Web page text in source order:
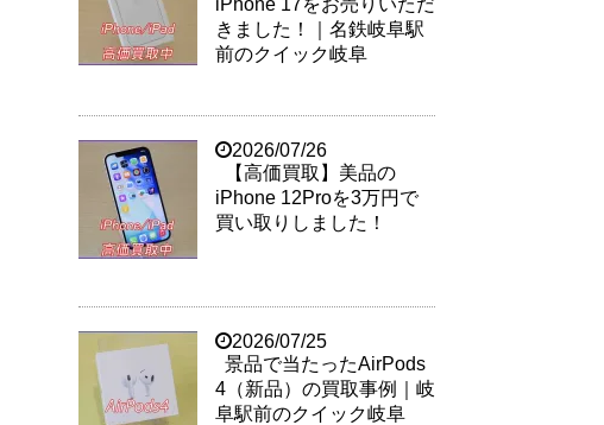
iPhone 17をお売りいただ
きました！｜名鉄岐阜駅
前のクイック岐阜
2026/07/26
【高価買取】美品の
iPhone 12Proを3万円で
買い取りしました！
2026/07/25
景品で当たったAirPods
4（新品）の買取事例｜岐
阜駅前のクイック岐阜